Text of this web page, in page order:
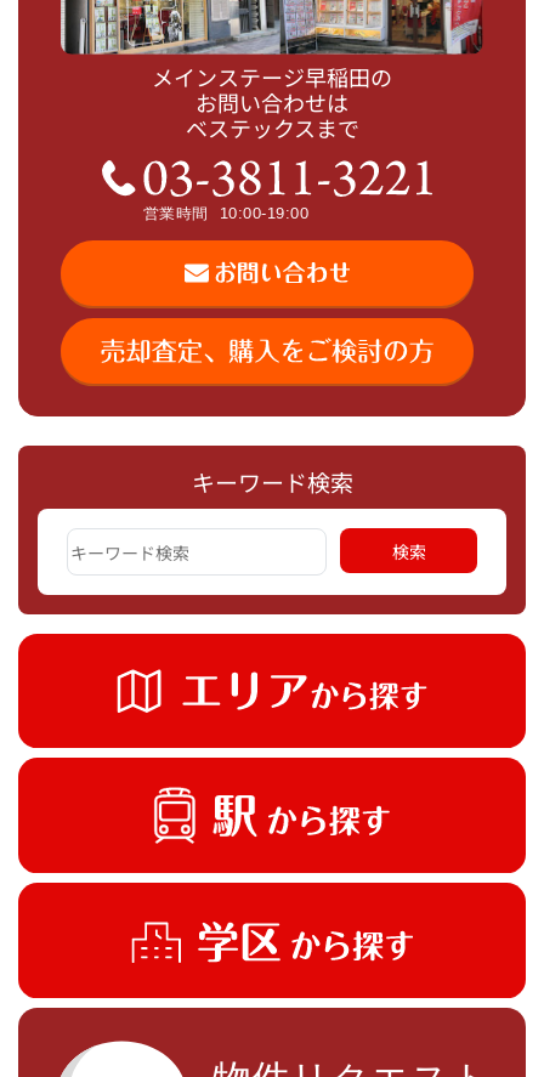
キーワード検索
メインステージ早稲田の
お問い合わせは
ベステックスまで